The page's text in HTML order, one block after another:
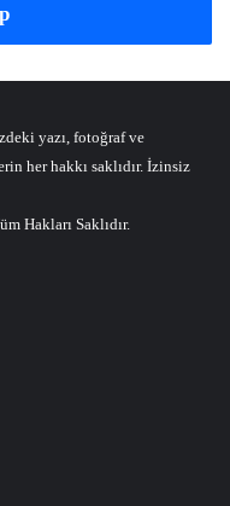
yazı, fotoğraf ve
her hakkı saklıdır. İzinsiz
Hakları Saklıdır.